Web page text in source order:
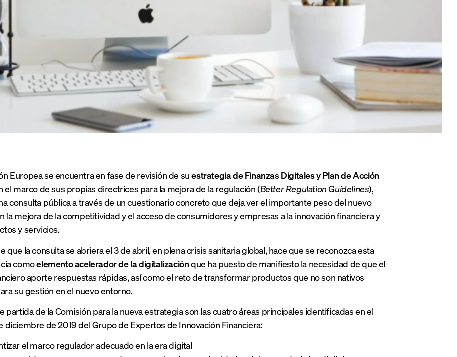
Europea se encuentra en fase de revisión de suestrategia de Finanzas Digitales y Plan de Acción
el marco de sus propias directrices para la mejora de la regulación (Better Regulation Guidelines),
consulta pública a través de un cuestionario concreto que deja ver el importante peso del nuevo
la mejora de la competitividad y el acceso de consumidores y empresas a la innovación financiera y
y servicios.
que la consulta se abriera el 3 de abril, en plena crisis sanitaria global, hace que se reconozca esta
comoelemento acelerador de la digitalizaciónque ha puesto de manifiesto la necesidad de que el
aporte respuestas rápidas, así como el reto de transformar productos que no son nativos
su gestión en el nuevo entorno.
partida de la Comisión para la nueva estrategia son las cuatro áreas principales identificadas en el
diciembre de 2019 del Grupo de Expertos de Innovación Financiera:
el marco regulador adecuado en la era digital